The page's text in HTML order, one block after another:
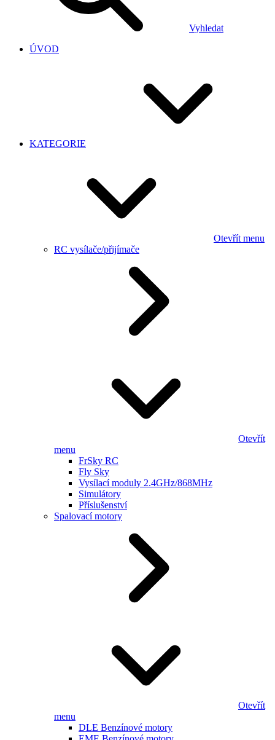
Vyhledat
ÚVOD
KATEGORIE
Otevřít menu
RC vysílače/přijímače
Otevřít
menu
FrSky RC
Fly Sky
Vysílací moduly 2.4GHz/868MHz
Simulátory
Příslušenství
Spalovací motory
Otevřít
menu
DLE Benzínové motory